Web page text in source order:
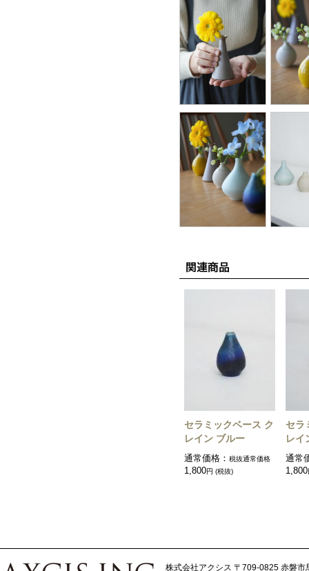
セラミックベース ク
レイン ブルー
通常価格： 税抜通常価格
1,800円 (税抜)
セラ
レイ
通常
1,800
株式会社アクシス 〒709-0825 赤磐市